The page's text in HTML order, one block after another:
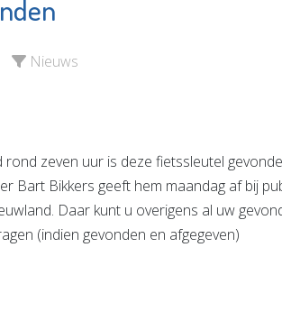
Nieuws
rond zeven uur is deze fietssleutel
Bart Bikkers geeft hem maandag af bij
Daar kunt u overigens al uw
(indien gevonden en afgegeven)
Naut
Bekijk de pagina